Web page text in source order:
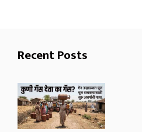
Recent Posts